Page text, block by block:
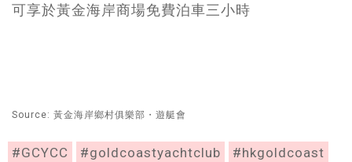
可享於黃金海岸商場免費泊車三小時
Source: 黃金海岸鄉村俱樂部・遊艇會
#GCYCC #goldcoastyachtclub
#hkgoldcoast